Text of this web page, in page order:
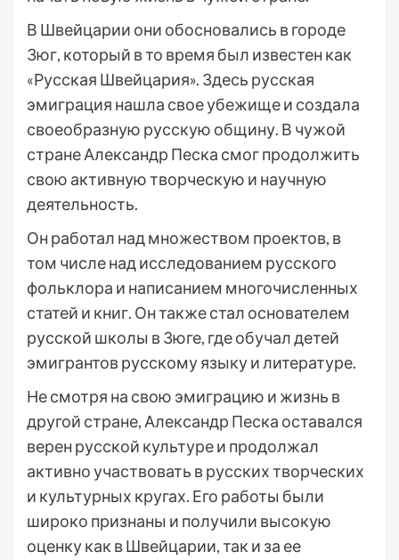
В Швейцарии они обосновались в городе
Зюг, который в то время был известен как
«Русская Швейцария». Здесь русская
эмиграция нашла свое убежище и создала
своеобразную русскую общину. В чужой
стране Александр Песка смог продолжить
свою активную творческую и научную
деятельность.
Он работал над множеством проектов, в
том числе над исследованием русского
фольклора и написанием многочисленных
статей и книг. Он также стал основателем
русской школы в Зюге, где обучал детей
эмигрантов русскому языку и литературе.
Не смотря на свою эмиграцию и жизнь в
другой стране, Александр Песка оставался
верен русской культуре и продолжал
активно участвовать в русских творческих
и культурных кругах. Его работы были
широко признаны и получили высокую
оценку как в Швейцарии, так и за ее